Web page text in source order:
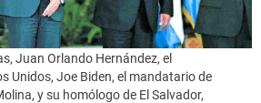
Juan Orlando Hernández, el
Unidos, Joe Biden, el mandatario de
y su homólogo de El Salvador,